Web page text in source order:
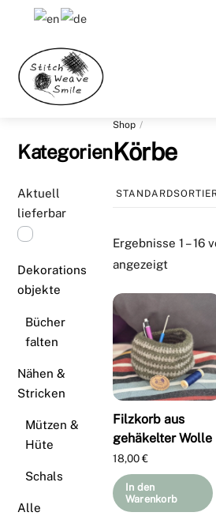
content
Shop
Körbe
Ergebnisse 1 – 16
angezeigt
Filzkorb aus
gehäkelter Wolle
18,00€
In den
Warenkorb
Kategorien
Aktuell
lieferbar
Dekorations
objekte
Bücher
falten
Nähen &
Stricken
Mützen &
Hüte
Schals
Alle